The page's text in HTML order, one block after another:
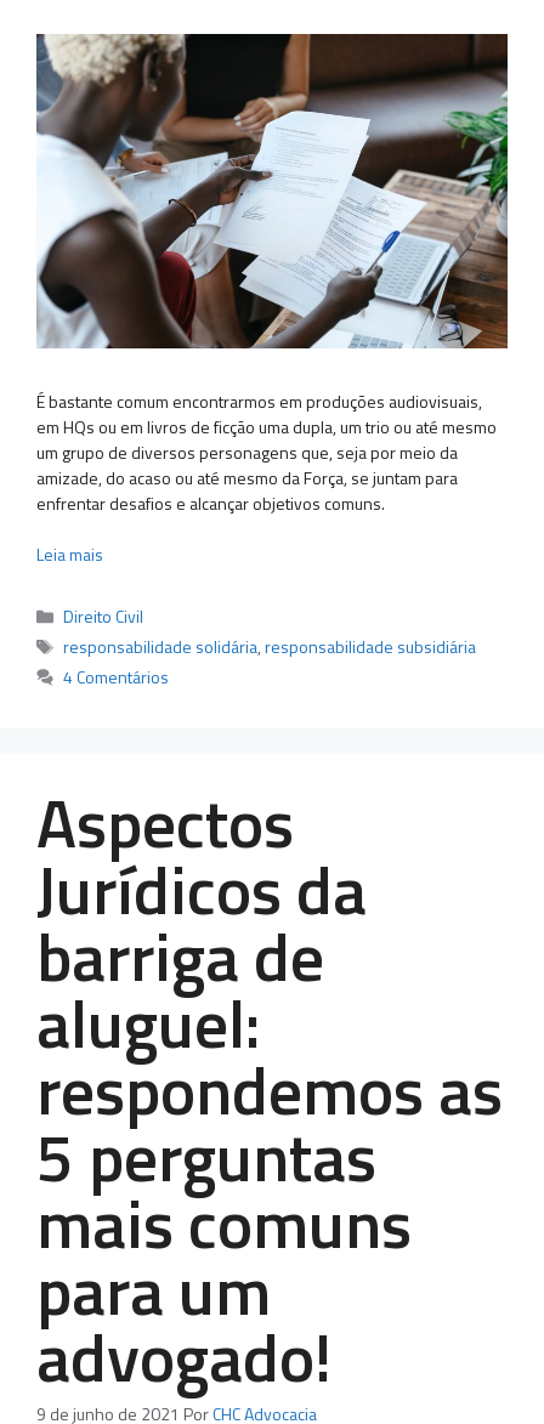
É bastante comum encontrarmos em produções audiovisuais,
em HQs ou em livros de ficção uma dupla, um trio ou até mesmo
um grupo de diversos personagens que, seja por meio da
amizade, do acaso ou até mesmo da Força, se juntam para
enfrentar desafios e alcançar objetivos comuns.
Leia mais
Categorias
Direito Civil
Tags
responsabilidade solidária,responsabilidade subsidiária
4 Comentários
Aspectos
Jurídicos da
barriga de
aluguel:
respondemos as
5 perguntas
mais comuns
para um
advogado!
9 de junho de 2021 PorCHC Advocacia